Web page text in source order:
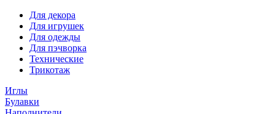
Для декора
Для игрушек
Для одежды
Для пэчворка
Технические
Трикотаж
Иглы
Булавки